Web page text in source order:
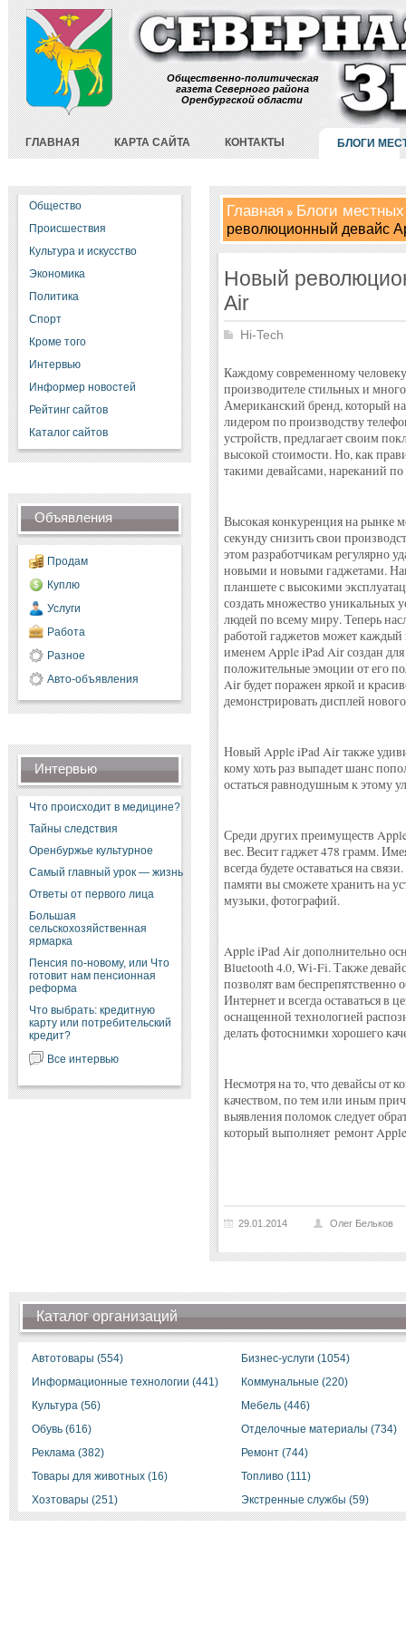
Общественно-политическая
газета Северного района
Оренбургской области
ГЛАВНАЯ КАРТА САЙТА КОНТАКТЫ БЛОГИ
Общество
Происшествия
Культура и искусство
Экономика
Политика
Спорт
Кроме того
Интервью
Информер новостей
Рейтинг сайтов
Каталог сайтов
Объявления
Продам
Куплю
Услуги
Работа
Разное
Авто-объявления
Интервью
Что происходит в медицине?
Тайны следствия
Оренбуржье культурное
Самый главный урок — жизнь
Ответы от первого лица
Большая
сельскохозяйственная
ярмарка
Пенсия по-новому, или Что
готовит нам пенсионная
реформа
Что выбрать: кредитную
карту или потребительский
кредит?
Все интервью
Главная Блоги
революционный девайс
Новый
Air
Hi-Tech
Каждому современному
производителе стильных и
Американский бренд, который
лидером по производству
устройств, предлагает своим
высокой стоимости. Но, как
такими девайсами, нареканий
Высокая конкуренция на рынке
секунду снизить свои
этом разработчикам регулярно
новыми и новыми гаджетами.
планшете с высокими
создать множество уникальных
людей по всему миру. Теперь
работой гаджетов может
именем Apple iPad Air создан для
положительные эмоции от его
Air будет поражен яркой и
демонстрировать дисплей
Новый Apple iPad Air также
кому хоть раз выпадет шанс
остаться равнодушным к этому
Среди других преимуществ
вес. Весит гаджет 478 грамм.
всегда будете оставаться на
памяти вы сможете хранить на
музыки, фотографий.
Apple iPad Air дополнительно
Bluetooth 4.0, Wi-Fi. Также
позволят вам беспрепятственно
Интернет и всегда оставаться в
оснащенной технологией
делать фотоснимки хорошего
Несмотря на то, что девайсы от
качеством, по тем или иным
выявления поломок следует
который выполняет ремонт
29.01.2014 Олег Бельков
Каталог организаций
Автотовары (554)
Бизнес-услуги (1054)
Информационные технологии (441)
Коммунальные (220)
Культура (56)
Мебель (446)
Обувь (616)
Отделочные материалы (734)
Реклама (382)
Ремонт (744)
Товары для животных (16)
Топливо (111)
Хозтовары (251)
Экстренные службы (59)